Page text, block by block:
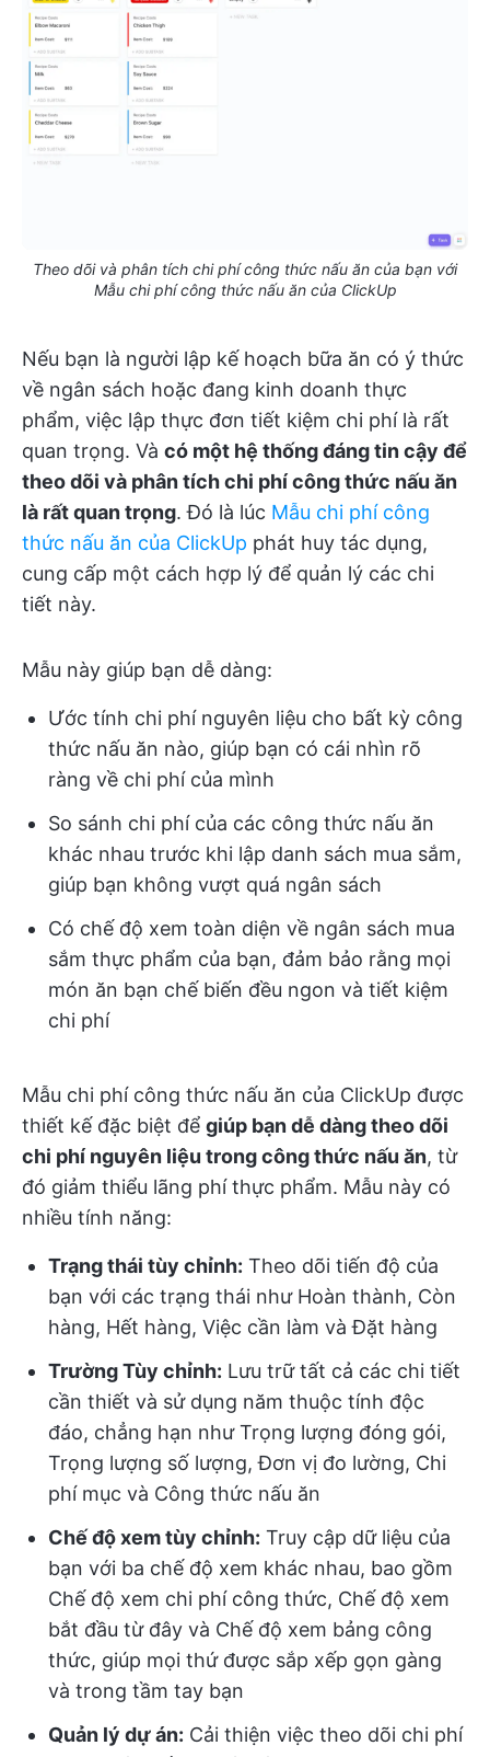
Theo dõi và phân tích chi phí công thức nấu ăn của bạn với
Mẫu chi phí công thức nấu ăn của ClickUp
Nếu bạn là người lập kế hoạch bữa ăn có ý thức
về ngân sách hoặc đang kinh doanh thực
phẩm, việc lập thực đơn tiết kiệm chi phí là rất
quan trọng. Và có một hệ thống đáng tin cậy để
theo dõi và phân tích chi phí công thức nấu ăn
là rất quan trọng. Đó là lúc Mẫu chi phí công
thức nấu ăn của ClickUp phát huy tác dụng,
cung cấp một cách hợp lý để quản lý các chi
tiết này.
Mẫu này giúp bạn dễ dàng:
Ước tính chi phí nguyên liệu cho bất kỳ công
thức nấu ăn nào, giúp bạn có cái nhìn rõ
ràng về chi phí của mình
So sánh chi phí của các công thức nấu ăn
khác nhau trước khi lập danh sách mua sắm,
giúp bạn không vượt quá ngân sách
Có chế độ xem toàn diện về ngân sách mua
sắm thực phẩm của bạn, đảm bảo rằng mọi
món ăn bạn chế biến đều ngon và tiết kiệm
chi phí
Mẫu chi phí công thức nấu ăn của ClickUp được
thiết kế đặc biệt để giúp bạn dễ dàng theo dõi
chi phí nguyên liệu trong công thức nấu ăn, từ
đó giảm thiểu lãng phí thực phẩm. Mẫu này có
nhiều tính năng:
Trạng thái tùy chỉnh: Theo dõi tiến độ của
bạn với các trạng thái như Hoàn thành, Còn
hàng, Hết hàng, Việc cần làm và Đặt hàng
Trường Tùy chỉnh: Lưu trữ tất cả các chi tiết
cần thiết và sử dụng năm thuộc tính độc
đáo, chẳng hạn như Trọng lượng đóng gói,
Trọng lượng số lượng, Đơn vị đo lường, Chi
phí mục và Công thức nấu ăn
Chế độ xem tùy chỉnh: Truy cập dữ liệu của
bạn với ba chế độ xem khác nhau, bao gồm
Chế độ xem chi phí công thức, Chế độ xem
bắt đầu từ đây và Chế độ xem bảng công
thức, giúp mọi thứ được sắp xếp gọn gàng
và trong tầm tay bạn
Quản lý dự án: Cải thiện việc theo dõi chi phí